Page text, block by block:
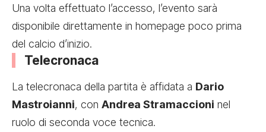
Una volta effettuato l’accesso, l’evento sarà
disponibile direttamente in homepage poco prima
del calcio d’inizio.
Telecronaca
La telecronaca della partita è affidata a Dario
Mastroianni, con Andrea Stramaccioni nel
ruolo di seconda voce tecnica.